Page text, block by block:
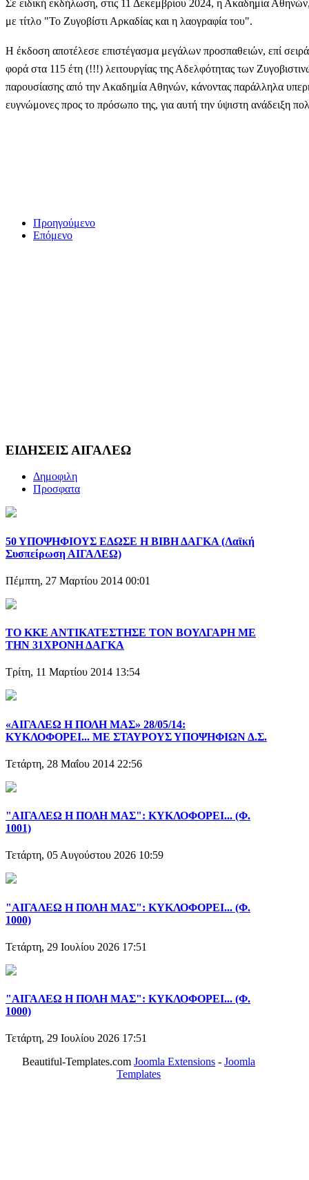
Σε ειδική εκδήλωση, στις 11 Δεκεμβρίου 2024, η Ακαδημία
με τίτλο "Το Ζυγοβίστι Αρκαδίας και η λαογραφία του".
Η έκδοση αποτέλεσε επιστέγασμα μεγάλων προσπαθειών, επί
φορά στα 115 έτη (!!!) λειτουργίας της Αδελφότητας των
παρουσίασης από την Ακαδημία Αθηνών, κάνοντας παράλληλα
ευγνώμονες προς το πρόσωπο της, για αυτή την ύψιστη ανάδειξη
Προηγούμενο
Επόμενο
ΕΙΔΗΣΕΙΣ ΑΙΓΑΛΕΩ
Δημοφιλη
Προσφατα
50 ΥΠΟΨΗΦΙΟΥΣ ΕΔΩΣΕ Η ΒΙΒΗ ΔΑΓΚΑ (Λαϊκή
Συσπείρωση ΑΙΓΑΛΕΩ)
Πέμπτη, 27 Μαρτίου 2014 00:01
ΤΟ ΚΚΕ ΑΝΤΙΚΑΤΕΣΤΗΣΕ ΤΟΝ ΒΟΥΛΓΑΡΗ ΜΕ
ΤΗΝ 31ΧΡΟΝΗ ΔΑΓΚΑ
Τρίτη, 11 Μαρτίου 2014 13:54
«ΑΙΓΑΛΕΩ Η ΠΟΛΗ ΜΑΣ» 28/05/14:
ΚΥΚΛΟΦΟΡΕΙ... ΜΕ ΣΤΑΥΡΟΥΣ ΥΠΟΨΗΦΙΩΝ Δ.Σ.
Τετάρτη, 28 Μαΐου 2014 22:56
"ΑΙΓΑΛΕΩ Η ΠΟΛΗ ΜΑΣ": ΚΥΚΛΟΦΟΡΕΙ... (Φ.
1001)
Τετάρτη, 05 Αυγούστου 2026 10:59
"ΑΙΓΑΛΕΩ Η ΠΟΛΗ ΜΑΣ": ΚΥΚΛΟΦΟΡΕΙ... (Φ.
1000)
Τετάρτη, 29 Ιουλίου 2026 17:51
"ΑΙΓΑΛΕΩ Η ΠΟΛΗ ΜΑΣ": ΚΥΚΛΟΦΟΡΕΙ... (Φ.
1000)
Τετάρτη, 29 Ιουλίου 2026 17:51
Beautiful-Templates.comJoomla Extensions -Joomla
Templates